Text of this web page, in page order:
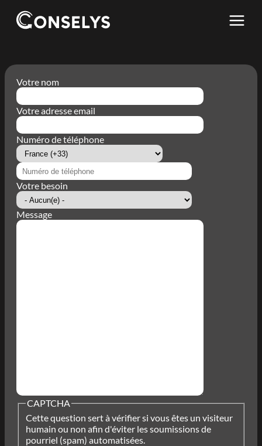
main
Votre nom
Votre adresse email
Numéro de téléphone
Country
Code
Phone
number
Votre besoin
Message
CAPTCHA
Cette question sert à vérifier si vous êtes un visiteur
humain ou non afin d'éviter les soumissions de
pourriel (spam) automatisées.